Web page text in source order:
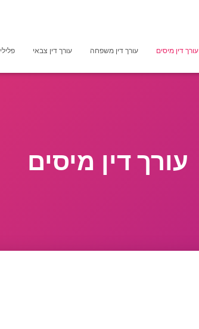
עורך דין מיסים עורך דין משפחה עורך דין צבאי פלילי
עורך דין מיסים